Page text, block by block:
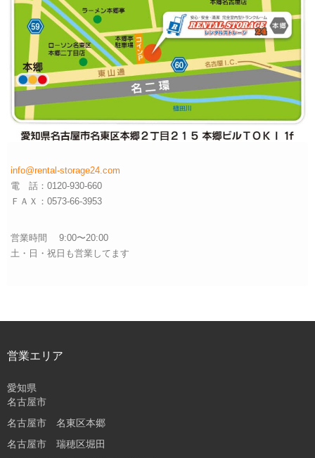
info@rental-storage24.com
電 話：0120-930-660
ＦＡＸ：0573-66-3953
営業時間 9:00〜20:00
土・日・祝日も営業してます
営業エリア
愛知県
名古屋市
名古屋市 名東区本郷
名古屋市 瑞穂区堀田